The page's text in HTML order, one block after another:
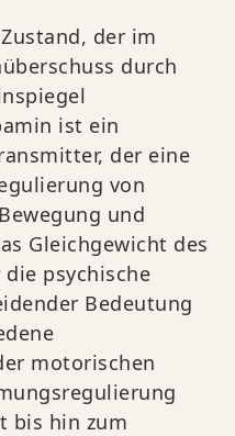
der im
durch
ist ein
der eine
von
und
Gleichgewicht des
psychische
Bedeutung
motorischen
bis hin zum